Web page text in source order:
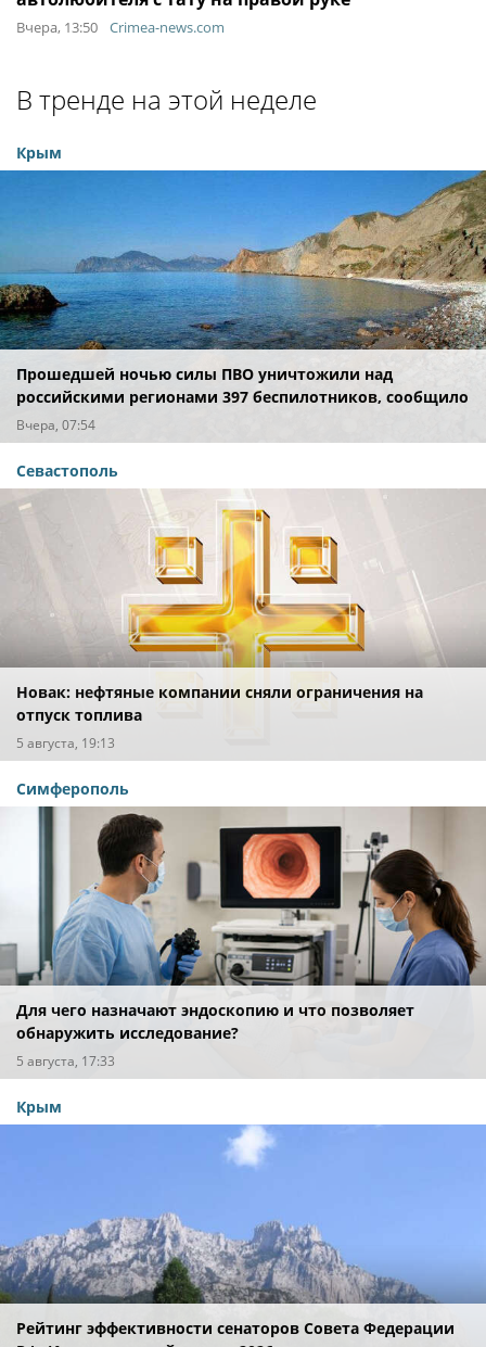
Вчера, 13:50 Crimea-news.com
В тренде на этой неделе
Крым
Прошедшей ночью силы ПВО уничтожили над
российскими регионами 397 беспилотников, сообщило
Минобороны
Вчера, 07:54
Севастополь
Новак: нефтяные компании сняли ограничения на
отпуск топлива
5 августа, 19:13
Симферополь
Для чего назначают эндоскопию и что позволяет
обнаружить исследование?
5 августа, 17:33
Крым
Рейтинг эффективности сенаторов Совета Федерации